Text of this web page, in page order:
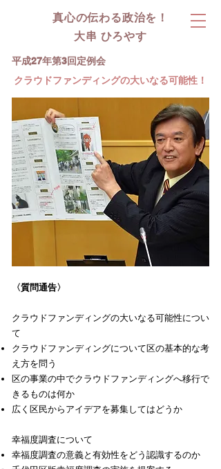
真心の伝わる政治を！
大串 ひろやす
平成27年第3回定例会
クラウドファンディングの大いなる可能性！
〈質問通告〉
クラウドファンディングの大いなる可能性につい
て
クラウドファンディングについて区の基本的な考
え方を問う
区の事業の中でクラウドファンディングへ移行で
きるものは何か
広く区民からアイデアを募集してはどうか
幸福度調査について
幸福度調査の意義と有効性をどう認識するのか